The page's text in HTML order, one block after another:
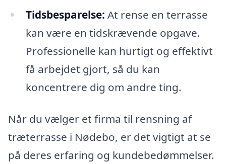
Tidsbesparelse: At rense en terrasse
kan være en tidskrævende opgave.
Professionelle kan hurtigt og effektivt
få arbejdet gjort, så du kan
koncentrere dig om andre ting.
Når du vælger et firma til rensning af
træterrasse i Nødebo, er det vigtigt at se
på deres erfaring og kundebedømmelser.